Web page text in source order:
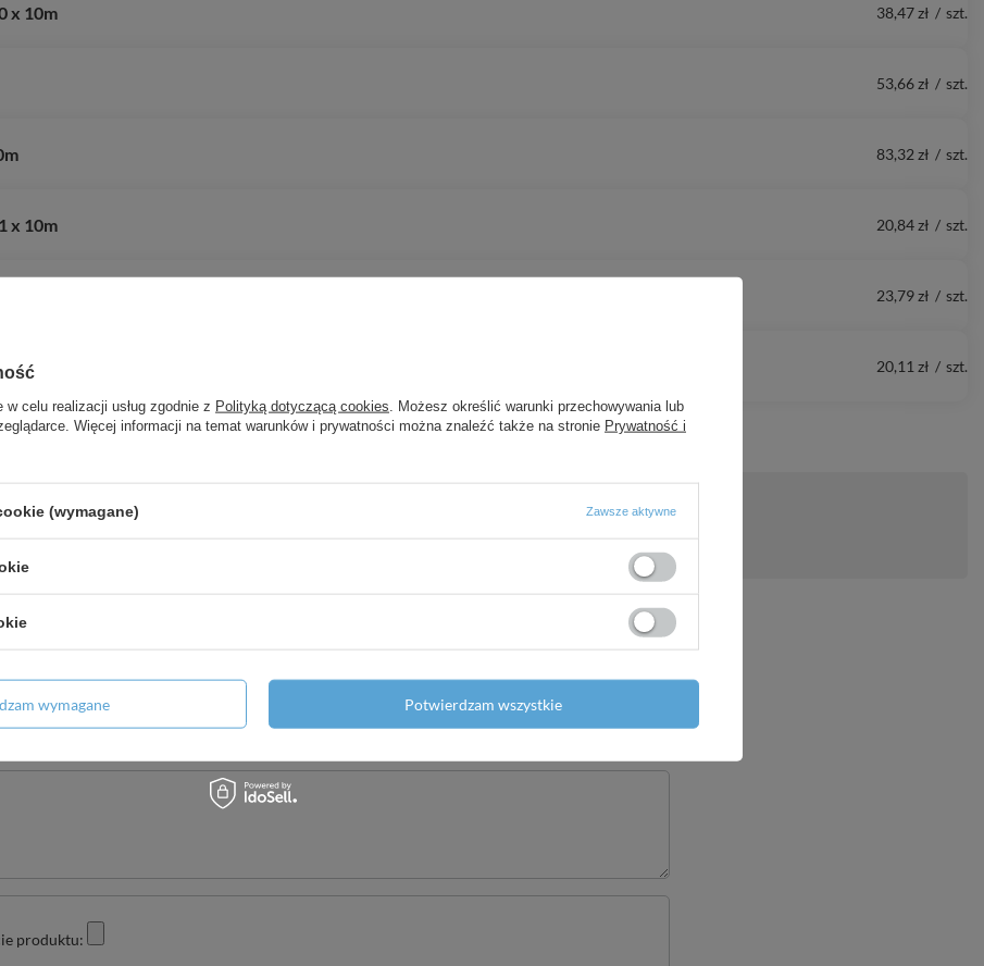
x 10m 38,47 zł / szt.
53,66 zł / szt.
83,32 zł / szt.
x 10m 20,84 zł / szt.
23,79 zł / szt.
20,11 zł / szt.
Potrzebujesz pomocy? Masz pytania?
5/5
produktu:
celu realizacji usług zgodnie z Polityką dotyczącą cookies . Możesz określić warunki przechowywania lub
Więcej informacji na temat warunków i prywatności można znaleźć także na stronie Prywatność i
(wymagane) Zawsze aktywne
wymagane Potwierdzam wszystkie